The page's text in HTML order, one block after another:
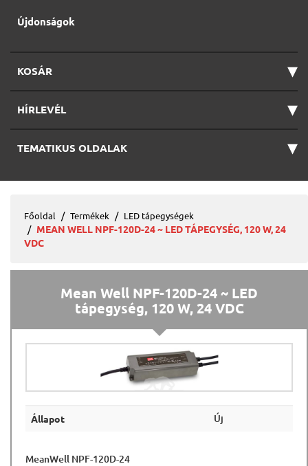
Újdonságok
KOSÁR ▾
HÍRLEVÉL ▾
TEMATIKUS OLDALAK ▾
Főoldal Termékek LED tápegységek
MEAN WELL NPF-120D-24 ~ LED TÁPEGYSÉG, 120 W, 24
VDC
Mean Well NPF-120D-24 ~ LED
tápegység, 120 W, 24 VDC
Állapot Új
MeanWell NPF-120D-24